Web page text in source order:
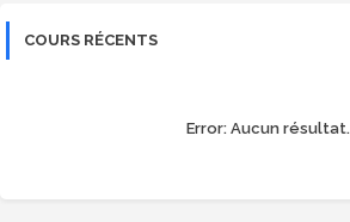
COURS RÉCENTS
Error:Aucun résultat.